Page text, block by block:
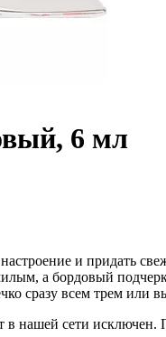
6 мл
и придать
а бордовый
сразу всем трем или
нашей сети исключен.